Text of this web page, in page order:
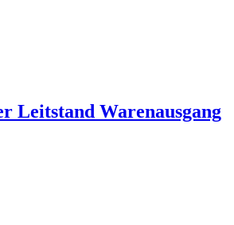
Leitstand Warenausgang